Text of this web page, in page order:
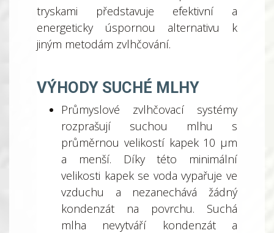
tryskami představuje efektivní a
energeticky úspornou alternativu k
jiným metodám zvlhčování.
VÝHODY SUCHÉ MLHY
Průmyslové zvlhčovací systémy
rozprašují suchou mlhu s
průměrnou velikostí kapek 10 μm
a menší. Díky této minimální
velikosti kapek se voda vypařuje ve
vzduchu a nezanechává žádný
kondenzát na povrchu. Suchá
mlha nevytváří kondenzát a